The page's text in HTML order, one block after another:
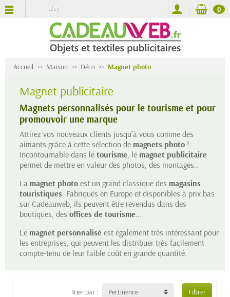
Blog 0
Accueil Maison Déco Magnet photo
Magnet publicitaire
Magnets personnalisés pour le tourisme et pour
promouvoir une marque
Attirez vos nouveaux clients jusqu'à vous comme des
aimants grâce à cette sélection de magnets photo !
Incontournable dans le tourisme, le magnet publicitaire
permet de mettre en valeur des photos, des montages..
La magnet photo est un grand classique des magasins
touristiques. Fabriqués en Europe et disponibles à prix bas
sur Cadeauweb, ils peuvent être revendus dans des
boutiques, des offices de tourisme...
Le magnet personnalisé est également très intéressant pour
les entreprises, qui peuvent les distribuer très facilement
compte-tenu de leur faible coût en grande quantité.
Trier par : Pertinence Filtrer